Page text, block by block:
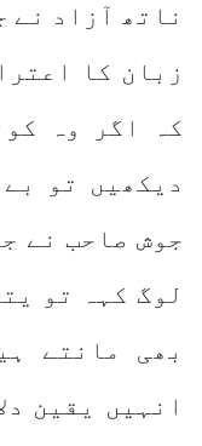
ناتھ آزاد
زبان کا
کہ اگر وہ
دیکھیں تو
جوش صاحب نے
لوگ کہہ تو
بھی مانتے
انہیں یقین